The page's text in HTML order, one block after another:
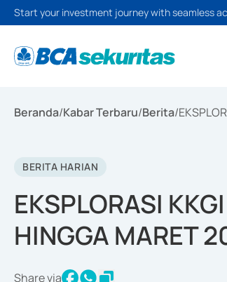
Start your investment journey with seamless
Beranda/Kabar Terbaru/Berita/
BERITA HARIAN
EKSPLORASI
HINGGA MARET
Share via